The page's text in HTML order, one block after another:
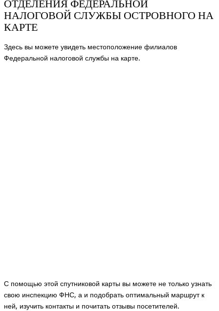
ОТДЕЛЕНИЯ ФЕДЕРАЛЬНОЙ
НАЛОГОВОЙ СЛУЖБЫ ОСТРОВНОГО НА
КАРТЕ
Здесь вы можете увидеть местоположение филиалов
Федеральной налоговой службы на карте.
С помощью этой спутниковой карты вы можете не только узнать
свою инспекцию ФНС, а и подобрать оптимальный маршрут к
ней, изучить контакты и почитать отзывы посетителей.